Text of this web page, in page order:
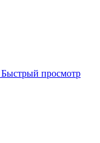
Быстрый просмотр